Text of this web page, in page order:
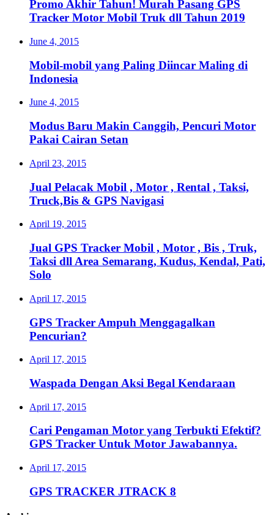
Promo Akhir Tahun! Murah Pasang GPS
Tracker Motor Mobil Truk dll Tahun 2019
June 4, 2015
Mobil-mobil yang Paling Diincar Maling di
Indonesia
June 4, 2015
Modus Baru Makin Canggih, Pencuri Motor
Pakai Cairan Setan
April 23, 2015
Jual Pelacak Mobil , Motor , Rental , Taksi,
Truck,Bis & GPS Navigasi
April 19, 2015
Jual GPS Tracker Mobil , Motor , Bis , Truk,
Taksi dll Area Semarang, Kudus, Kendal, Pati,
Solo
April 17, 2015
GPS Tracker Ampuh Menggagalkan
Pencurian?
April 17, 2015
Waspada Dengan Aksi Begal Kendaraan
April 17, 2015
Cari Pengaman Motor yang Terbukti Efektif?
GPS Tracker Untuk Motor Jawabannya.
April 17, 2015
GPS TRACKER JTRACK 8